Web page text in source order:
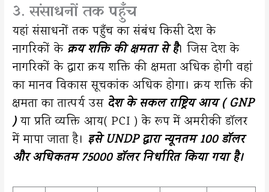
3. संसाधनों तक पहुँच
यहां संसाधनों तक पहुँच का संबंध किसी देश के
नागरिकों के क्रय शक्ति की क्षमता से है। जिस देश के
नागरिकों के द्वारा क्रय शक्ति की क्षमता अधिक होगी वहां
का मानव विकास सूचकांक अधिक होगा। क्रय शक्ति की
क्षमता का तात्पर्य उस देश के सकल राष्ट्रिय आय ( GNP
)या प्रति व्यक्ति आय( PCI ) के रूप में अमरीकी डॉलर
में मापा जाता है। इसे UNDP द्वारा न्यूनतम 100 डॉलर
और अधिकतम 75000 डॉलर निर्धारित किया गया है।